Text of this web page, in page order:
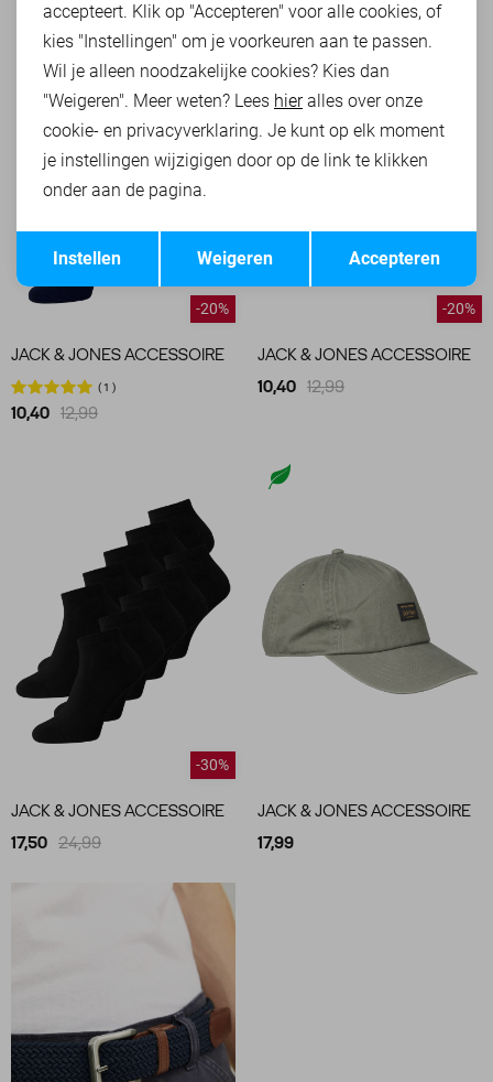
-20%
JACK & JONES ACCESSOIRE
1
10,40 12,99
-20%
JACK & JONES ACCESSOIRE
10,40 12,99
-30%
JACK & JONES ACCESSOIRE
17,50 24,99
JACK & JONES ACCESSOIRE
17,99
Terug Opslaan
accepteert. Klik op "Accepteren" voor alle cookies, of
kies "Instellingen" om je voorkeuren aan te passen.
Wil je alleen noodzakelijke cookies? Kies dan
"Weigeren". Meer weten? Lees hieralles over onze
cookie- en privacyverklaring. Je kunt op elk moment
je instellingen wijzigigen door op de link te klikken
onder aan de pagina.
Accepteren
Weigeren
Instellen